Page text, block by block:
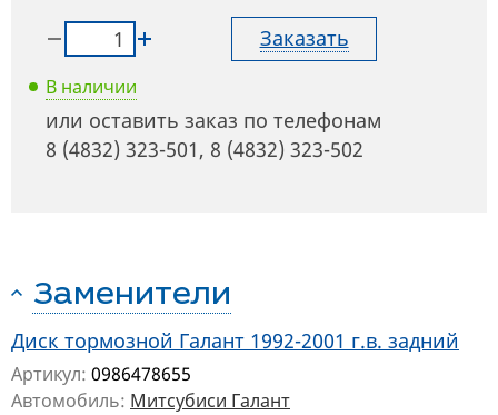
Заказать
В наличии
или оставить заказ по телефонам
8 (4832) 323-501, 8 (4832) 323-502
Заменители
Диск тормозной Галант 1992-2001 г.в. задний
Артикул: 0986478655
Автомобиль: Митсубиси Галант